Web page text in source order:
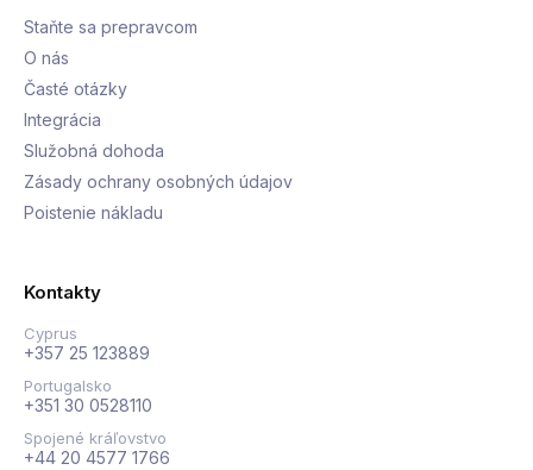
Staňte sa prepravcom
O nás
Časté otázky
Integrácia
Služobná dohoda
Zásady ochrany osobných údajov
Poistenie nákladu
Kontakty
Cyprus
+357 25 123889
Portugalsko
+351 30 0528110
Spojené kráľovstvo
+44 20 4577 1766